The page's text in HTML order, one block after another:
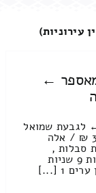
עירוניות)
←
לגבעת שמואל
כולל פירוק והרכבה מחיר מחירון: 3014.06 ₪ / אלה
2800 ₪ עבודות סבלות ,
טעינה ופריקה : 1392.97 ₪ / זמן : 29 דקות 9 שניות